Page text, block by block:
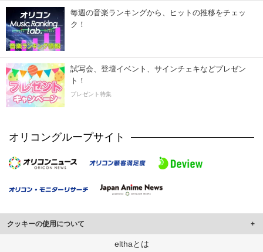
毎週の音楽ランキングから、ヒットの推移をチェッ
ク！
試写会、登壇イベント、サインチェキなどプレゼン
ト！
プレゼント特集
オリコングループサイト
クッキーの使用について
このサイトでは Cookie を使用して、ユーザーに合わせたコンテンツや広告の
elthaとは